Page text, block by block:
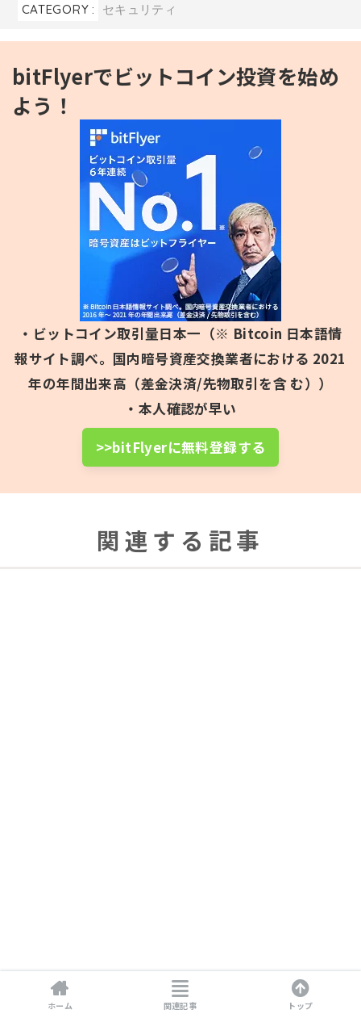
CATEGORY : セキュリティ
bitFlyerでビットコイン投資を始め
よう！
・ビットコイン取引量日本一（※ Bitcoin 日本語情
報サイト調べ。国内暗号資産交換業者における 2021
年の年間出来高（差金決済/先物取引を含 む））
・本人確認が早い
>>bitFlyerに無料登録する
関連する記事
ホーム 関連記事 トップ